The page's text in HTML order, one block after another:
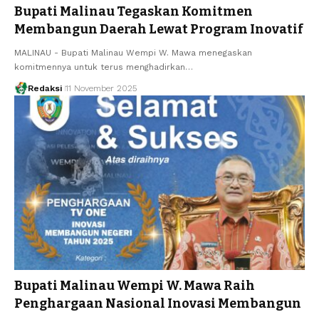
Bupati Malinau Tegaskan Komitmen
Membangun Daerah Lewat Program Inovatif
MALINAU - Bupati Malinau Wempi W. Mawa menegaskan
komitmennya untuk terus menghadirkan…
Redaksi 11 November 2025
Bupati Malinau Wempi W. Mawa Raih
Penghargaan Nasional Inovasi Membangun